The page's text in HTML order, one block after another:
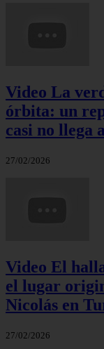
Video La
órbita: un
casi no llega
27/02/2026
Video El
el lugar
Nicolás en
27/02/2026